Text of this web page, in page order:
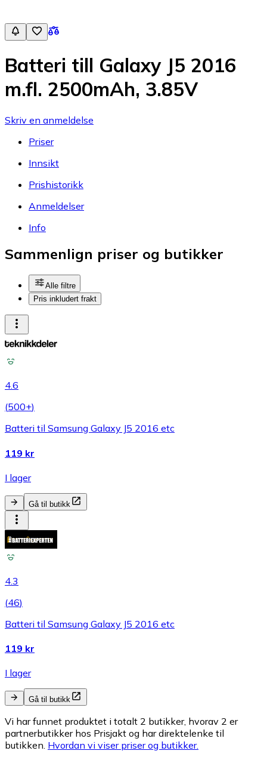
Batteri till Galaxy J5 2016
m.fl. 2500mAh, 3.85V
Skriv en anmeldelse
Priser
Innsikt
Prishistorikk
Anmeldelser
Info
Sammenlign priser og butikker
Alle filtre
Pris inkludert frakt
4.6
(500+)
Batteri til Samsung Galaxy J5 2016 etc
119 kr
I lager
Gå til butikk
4.3
(46)
Batteri til Samsung Galaxy J5 2016 etc
119 kr
I lager
Gå til butikk
Vi har funnet produktet i totalt 2 butikker, hvorav 2 er
partnerbutikker hos Prisjakt og har direktelenke til
butikken. Hvordan vi viser priser og butikker.